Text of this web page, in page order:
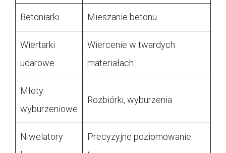
Betoniarki Mieszanie betonu
Wiertarki
udarowe
Wiercenie w twardych
materiałach
Młoty
wyburzeniowe
Rozbiórki, wyburzenia
Niwelatory
Precyzyjne poziomowanie